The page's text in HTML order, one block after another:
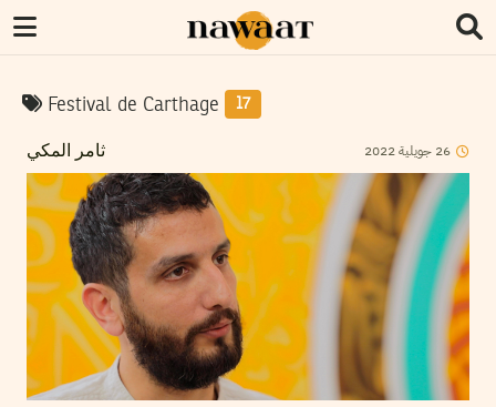
Festival de Carthage 17
ثامر المكي 26 جويلية2022